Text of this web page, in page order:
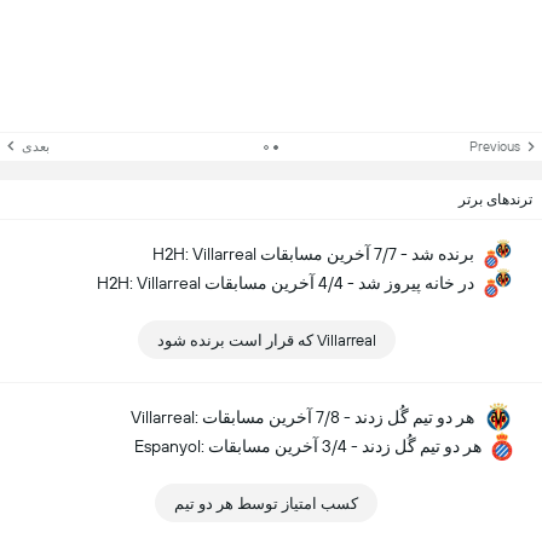
Previous بعدی
ترندهای برتر
H2H: Villarreal برنده شد - 7/7 آخرین مسابقات
H2H: Villarreal در خانه پیروز شد - 4/4 آخرین مسابقات
Villarreal که قرار است برنده شود
Villarreal: هر دو تیم گُل زدند - 7/8 آخرین مسابقات
Espanyol: هر دو تیم گُل زدند - 3/4 آخرین مسابقات
کسب امتیاز توسط هر دو تیم